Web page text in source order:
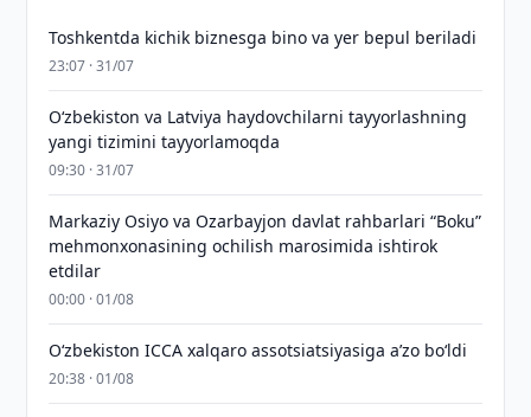
Toshkentda kichik biznesga bino va yer bepul beriladi
23:07 · 31/07
Oʻzbekiston va Latviya haydovchilarni tayyorlashning
yangi tizimini tayyorlamoqda
09:30 · 31/07
Markaziy Osiyo va Ozarbayjon davlat rahbarlari “Boku”
mehmonxonasining ochilish marosimida ishtirok
etdilar
00:00 · 01/08
O‘zbekiston ICCA xalqaro assotsiatsiyasiga aʼzo bo‘ldi
20:38 · 01/08